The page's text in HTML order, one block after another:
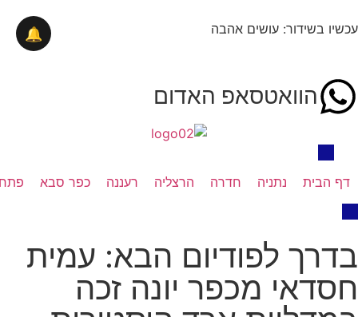
עכשיו בשידור: עושים אהבה
הוואטסאפ האדום
דף הבית נתניה חדרה הרצליה רעננה כפר סבא
בדרך לפודיום הבא: עמית
חסדאי מכפר יונה זכה
🔔